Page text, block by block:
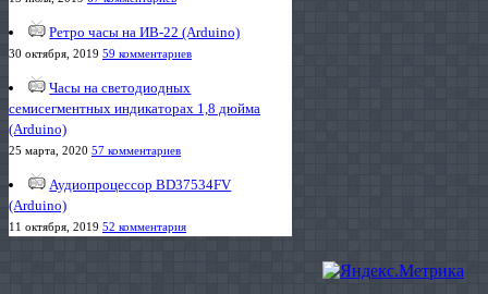
Ретро часы на ИВ-22 (Arduino)
30 октября, 2019 59 комментариев
Часы на светодиодных
семисегментных индикаторах 1,8 дюйма
(Arduino)
25 марта, 2020 57 комментариев
Аудиопроцессор BD37534FV
(Arduino)
11 октября, 2019 52 комментария